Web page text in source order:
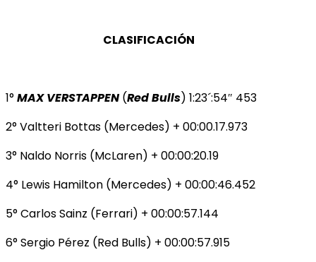
CLASIFICACIÓN
1°MAX VERSTAPPEN(Red Bulls) 1:23´:54″ 453
2° Valtteri Bottas (Mercedes) + 00:00.17.973
3° Naldo Norris (McLaren) + 00:00:20.19
4° Lewis Hamilton (Mercedes) + 00:00:46.452
5° Carlos Sainz (Ferrari) + 00:00:57.144
6° Sergio Pérez (Red Bulls) + 00:00:57.915